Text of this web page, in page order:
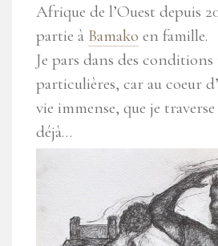
Afrique de l’Ouest depuis
partie à Bamako en famille.
Je pars dans des conditions
particulières, car au coeur
vie immense, que je
déjà…